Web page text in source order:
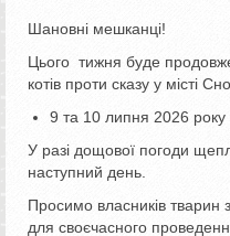
Шановні мешканці!
Цього тижня буде
котів проти сказу у місті
9 та 10 липня 2026
У разі дощової погоди
наступний день.
Просимо власників тварин
для своєчасного